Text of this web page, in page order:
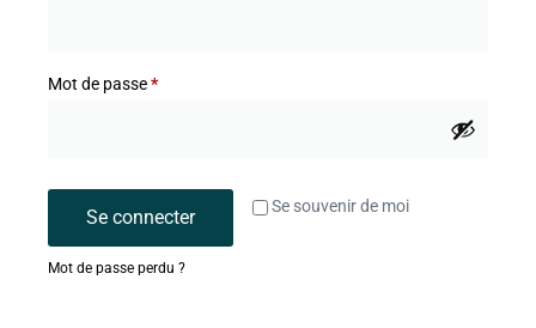
Mot de passe*
Se souvenir de moi
Se connecter
Mot de passe perdu ?